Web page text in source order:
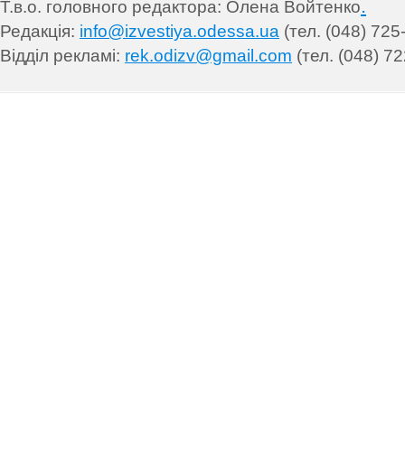
Т.в.о. головного редактора: Олена Войтенко.
Редакція: info@izvestiya.odessa.ua (тел. (048)
Відділ рекламі: rek.odizv@gmail.com (тел. (048)